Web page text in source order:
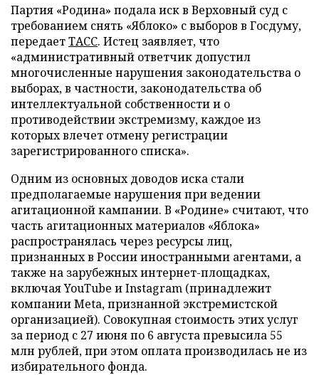
Партия «Родина» подала иск в Верховный суд с
требованием снять «Яблоко» с выборов в Госдуму,
передаетТАСС. Истец заявляет, что
«административный ответчик допустил
многочисленные нарушения законодательства о
выборах, в частности, законодательства об
интеллектуальной собственности и о
противодействии экстремизму, каждое из
которых влечет отмену регистрации
зарегистрированного списка».
Одним из основных доводов иска стали
предполагаемые нарушения при ведении
агитационной кампании. В «Родине» считают, что
часть агитационных материалов «Яблока»
распространялась через ресурсы лиц,
признанных в России иностранными агентами, а
также на зарубежных интернет-площадках,
включая YouTube и Instagram (принадлежит
компании Meta, признанной экстремистской
организацией). Совокупная стоимость этих услуг
за период с 27 июня по 6 августа превысила 55
млн рублей, при этом оплата производилась не из
избирательного фонда.